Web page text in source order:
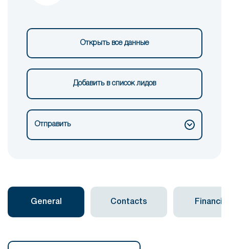
Открыть все данные
Добавить в список лидов
Отправить
General Contacts Financial